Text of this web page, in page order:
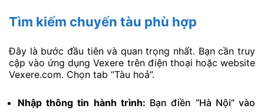
Tìm kiếm chuyến tàu phù hợp
Đây là bước đầu tiên và quan trọng nhất. Bạn cần truy
cập vào ứng dụng Vexere trên điện thoại hoặc website
Vexere.com. Chọn tab “Tàu hoả”.
Nhập thông tin hành trình: Bạn điền “Hà Nội” vào